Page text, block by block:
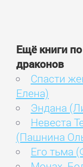
Ещё книги
драконов
Спасти
Елена)
Эндана
Невеста
(Пашнина
Его тьма